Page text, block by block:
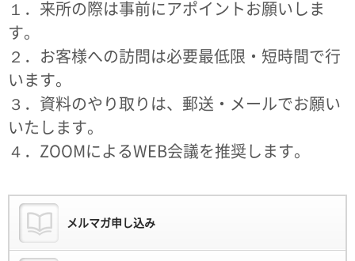
１．来所の際は事前にアポイントお願いしま
す。
２．お客様への訪問は必要最低限・短時間で行
います。
３．資料のやり取りは、郵送・メールでお願い
いたします。
４．ZOOMによるWEB会議を推奨します。
メルマガ申し込み